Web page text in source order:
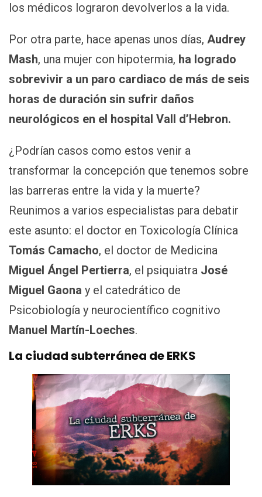
los médicos lograron devolverlos a la vida.
Por otra parte, hace apenas unos días, Audrey
Mash, una mujer con hipotermia, ha logrado
sobrevivir a un paro cardiaco de más de seis
horas de duración sin sufrir daños
neurológicos en el hospital Vall d’Hebron.
¿Podrían casos como estos venir a
transformar la concepción que tenemos sobre
las barreras entre la vida y la muerte?
Reunimos a varios especialistas para debatir
este asunto: el doctor en Toxicología Clínica
Tomás Camacho, el doctor de Medicina
Miguel Ángel Pertierra, el psiquiatra José
Miguel Gaona y el catedrático de
Psicobiología y neurocientífico cognitivo
Manuel Martín-Loeches.
La ciudad subterránea de ERKS